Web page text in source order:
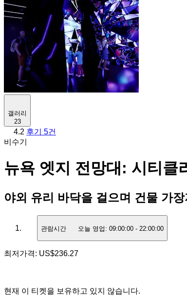
갤러리
23
4.2 후기 5건
비수기
뉴욕 엣지 전망대: 시티클
야외 유리 바닥을 걸으며 건물 가
관람시간 오늘 영업: 09:00:00 - 22:00:00
최저가격: US$236.27
현재 이 티켓을 보유하고 있지 않습니다.